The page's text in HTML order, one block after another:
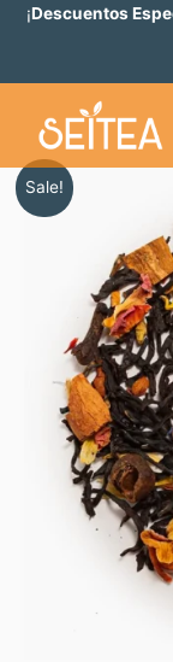
¡Descuentos
Sale!
Turquía
cantidad